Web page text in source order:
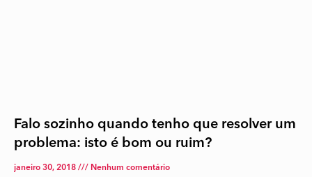
Falo sozinho quando tenho que resolver um
problema: isto é bom ou ruim?
janeiro 30, 2018 Nenhum comentário